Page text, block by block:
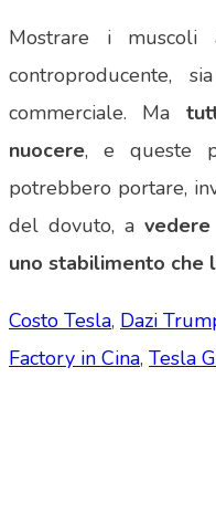
Mostrare i
controproducente,
commerciale. Ma
nuocere, e queste
potrebbero portare,
del dovuto, a
uno stabilimento che
Costo Tesla, Dazi
Factory in Cina, Tesla